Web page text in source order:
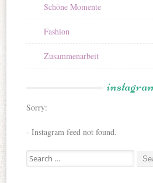
Schöne Momente
Fashion
Zusammenarbeit
Sorry:
- Instagram feed not found.
Search for: